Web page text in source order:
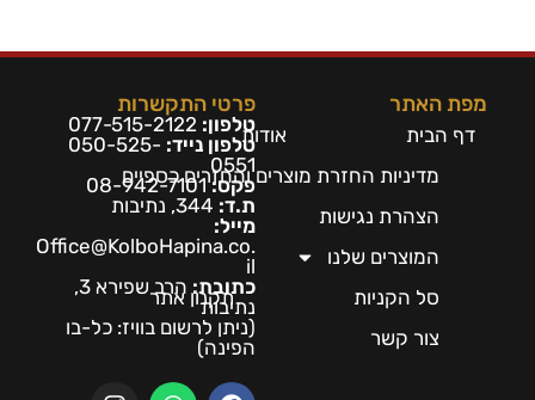
מפת האתר
דף הבית
אודות
מדיניות החזרת מוצרים והחזרים כספיים
הצהרת נגישות
המוצרים שלנו
סל הקניות
תקנון אתר
צור קשר
פרטי התקשרות
טלפון: 077-515-2122
טלפון נייד: 050-525-
0551
פקס:08-942-7101
ת.ד:
מייל:
Office@KolboHapina.co.
il
כתובת:
הרב שפירא 3,
נתיבות
(ניתן לרשום בוויז: כל-בו
הפינה)